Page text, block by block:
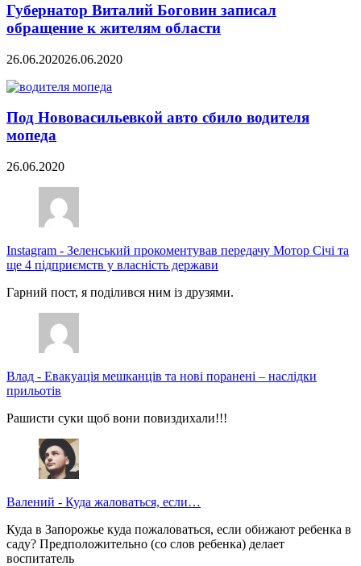
Губернатор Виталий Боговин записал
обращение к жителям области
26.06.202026.06.2020
Под Нововасильевкой авто сбило водителя
мопеда
26.06.2020
Instagram - Зеленський прокоментував передачу Мотор Січі та
ще 4 підприємств у власність держави
Гарний пост, я поділився ним із друзями.
Влад - Евакуація мешканців та нові поранені – наслідки
прильотів
Рашисти суки щоб вони повиздихали!!!
Валений - Куда жаловаться, если…
Куда в Запорожье куда пожаловаться, если обижают ребенка в
саду? Предположительно (со слов ребенка) делает
воспитатель